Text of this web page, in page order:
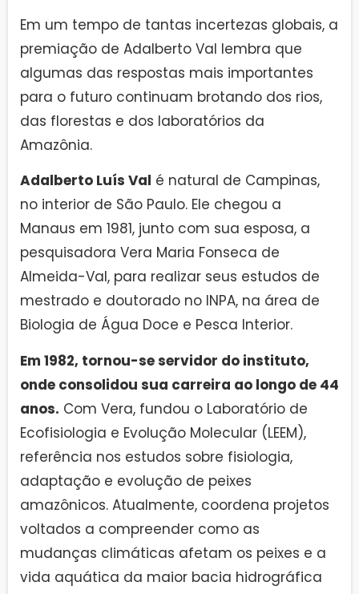
Em um tempo de tantas incertezas globais, a
premiação de Adalberto Val lembra que
algumas das respostas mais importantes
para o futuro continuam brotando dos rios,
das florestas e dos laboratórios da
Amazônia.
Adalberto Luís Val é natural de Campinas,
no interior de São Paulo. Ele chegou a
Manaus em 1981, junto com sua esposa, a
pesquisadora Vera Maria Fonseca de
Almeida-Val, para realizar seus estudos de
mestrado e doutorado no INPA, na área de
Biologia de Água Doce e Pesca Interior.
Em 1982, tornou-se servidor do instituto,
onde consolidou sua carreira ao longo de 44
anos. Com Vera, fundou o Laboratório de
Ecofisiologia e Evolução Molecular (LEEM),
referência nos estudos sobre fisiologia,
adaptação e evolução de peixes
amazônicos. Atualmente, coordena projetos
voltados a compreender como as
mudanças climáticas afetam os peixes e a
vida aquática da maior bacia hidrográfica